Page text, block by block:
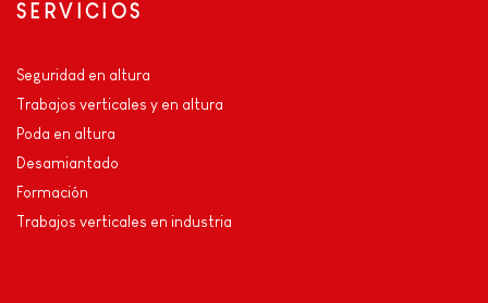
SERVICIOS
Seguridad en altura
Trabajos verticales y en altura
Poda en altura
Desamiantado
Formación
Trabajos verticales en industria